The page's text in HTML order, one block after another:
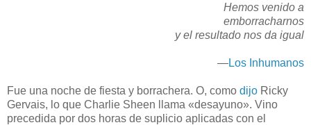
Hemos venido a
emborracharnos
y el resultado nos da igual
—Los Inhumanos
Fue una noche de fiesta y borrachera. O, como dijo Ricky
Gervais, lo que Charlie Sheen llama «desayuno». Vino
precedida por dos horas de suplicio aplicadas con el